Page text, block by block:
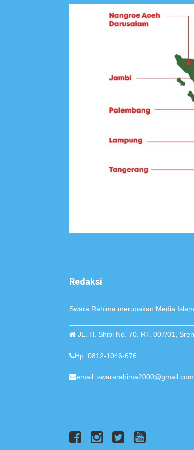
Redaksi
Swara Rahima merupakan Media
JL. H. Shibi No. 70, RT. 007/01,
Hp: 0812-1046-676
email: swararahima2000@gmail.com